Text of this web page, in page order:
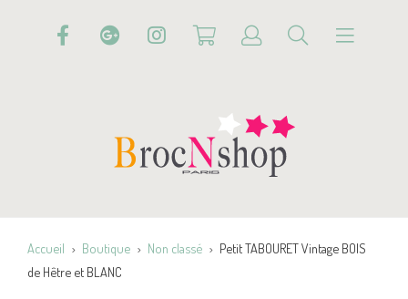
Accueil Boutique Non classé
Petit TABOURET Vintage BOIS
de Hêtre et BLANC